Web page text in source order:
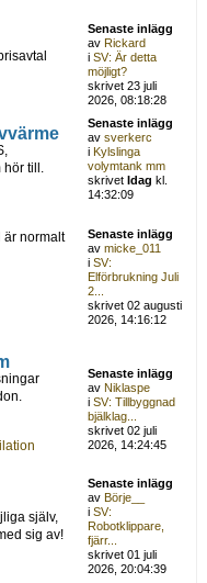
Senaste inlägg
avRickard
iSV: Är detta
möjligt?
skrivet 23 juli
2026, 08:18:28
hör till.
Senaste inlägg
avsverkerc
iKylslinga
volymtank mm
skrivetIdag kl.
14:32:09
är normalt
Senaste inlägg
avmicke_011
iSV:
Elförbrukning Juli
2...
skrivet 02 augusti
2026, 14:16:12
Senaste inlägg
avNiklaspe
iSV: Tillbyggnad
bjälklag...
skrivet 02 juli
2026, 14:24:45
själv,
sig av!
Senaste inlägg
avBörje__
iSV:
Robotklippare,
fjärr...
skrivet 01 juli
2026, 20:04:39